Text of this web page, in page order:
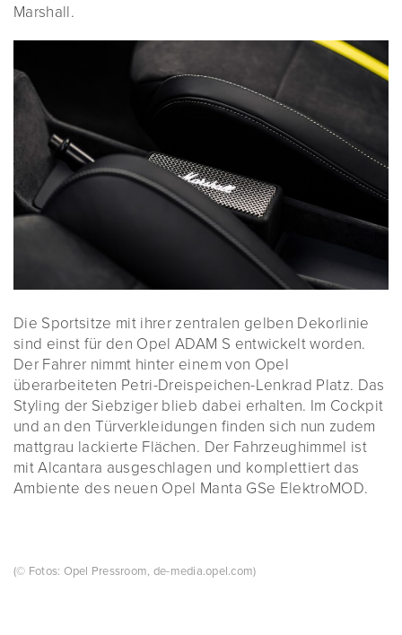
Marshall.
Die Sportsitze mit ihrer zentralen gelben Dekorlinie
sind einst für den Opel ADAM S entwickelt worden.
Der Fahrer nimmt hinter einem von Opel
überarbeiteten Petri-Dreispeichen-Lenkrad Platz. Das
Styling der Siebziger blieb dabei erhalten. Im Cockpit
und an den Türverkleidungen finden sich nun zudem
mattgrau lackierte Flächen. Der Fahrzeughimmel ist
mit Alcantara ausgeschlagen und komplettiert das
Ambiente des neuen Opel Manta GSe ElektroMOD.
(© Fotos: Opel Pressroom, de-media.opel.com)